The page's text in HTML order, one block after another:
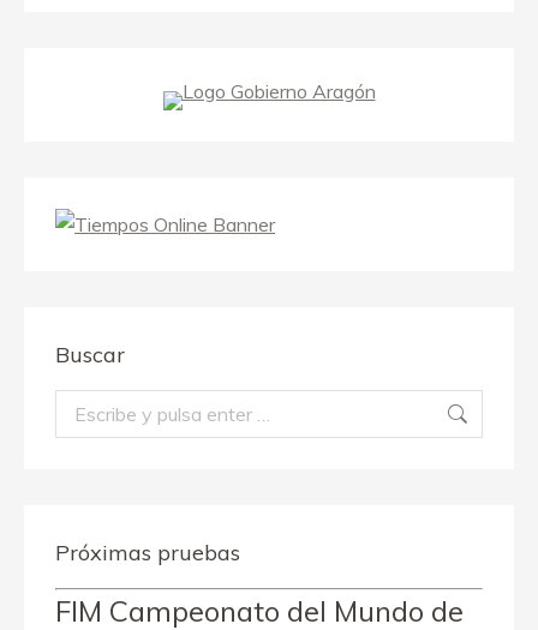
Buscar
Buscar:
Próximas pruebas
FIM Campeonato del Mundo de